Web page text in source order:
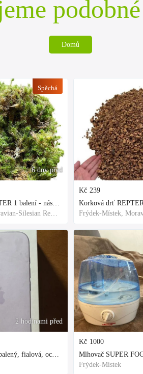
Domů
6 dny před
Spěchá
Rašeliník živý REPTER 1 balení - násada, TOP kvalita 30cm-30cm-8cm
Frýdek-Místek, Moravian-Silesian Region,Others
2 hodinami před
Iphone 17 nový rozbalený, fialová, ochranne sklo a obal kupovane za 80
Kč 239
Korková drť
Kč 1000
Mlhovač SUPER
Frýdek-Místek